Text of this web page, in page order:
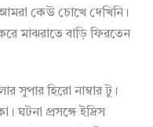
কেউ চোখে দেখিনি।
মাঝরাতে বাড়ি ফিরতেন
সুপার হিরো নাম্বার টু।
ঘটনা প্রসঙ্গে ইদ্রিস